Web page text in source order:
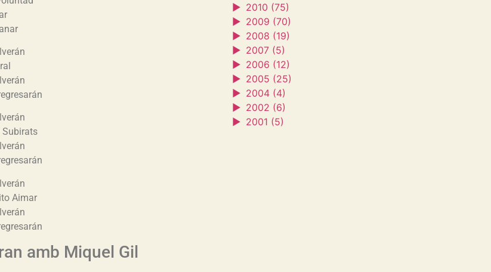
Subirats
Aimar
amb Miquel Gil
► 2010 (75)
► 2009 (70)
► 2008 (19)
► 2007 (5)
► 2006 (12)
► 2005 (25)
► 2004 (4)
► 2002 (6)
► 2001 (5)